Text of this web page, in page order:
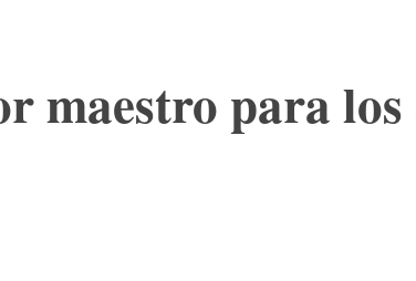
maestro para